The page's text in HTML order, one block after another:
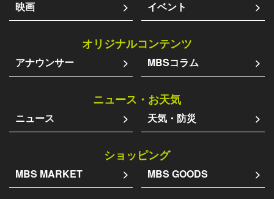
映画 イベント
オリジナルコンテンツ
アナウンサー MBSコラム
ニュース・お天気
ニュース 天気・防災
ショッピング
MBS MARKET MBS GOODS